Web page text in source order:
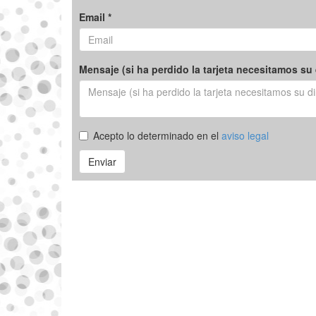
Email *
Mensaje (si ha perdido la tarjeta necesitamos
Acepto lo determinado en el aviso legal
Enviar